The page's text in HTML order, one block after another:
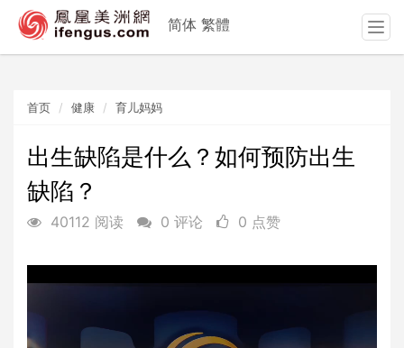
首页 健康 育儿妈妈
出生缺陷是什么？如何预防出生
缺陷？
40112 阅读 0 评论 0 点赞
简体 繁體
T
o
t